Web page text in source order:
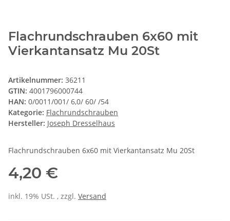
Flachrundschrauben 6x60 mit
Vierkantansatz Mu 20St
Artikelnummer: 36211
GTIN: 4001796000744
HAN: 0/0011/001/ 6,0/ 60/ /54
Kategorie: Flachrundschrauben
Hersteller: Joseph Dresselhaus
Flachrundschrauben 6x60 mit Vierkantansatz Mu 20St
4,20 €
inkl. 19% USt. , zzgl. Versand